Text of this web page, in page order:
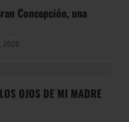
Concepción, una
2026
OJOS DE MI MADRE